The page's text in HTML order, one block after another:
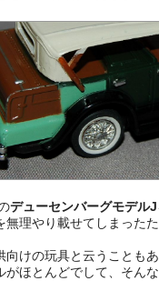
デューセンバーグモデルJ
無理やり載せてしまった
向けの玩具と云うことも
がほとんどでして、そん